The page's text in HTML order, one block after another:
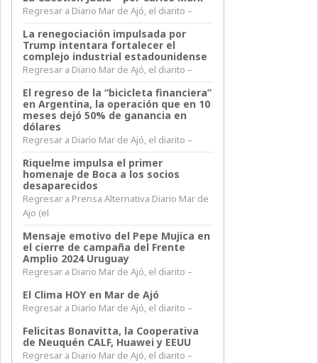
Regresar a Diario Mar de Ajó, el diarito –
La renegociación impulsada por
Trump intentara fortalecer el
complejo industrial estadounidense
Regresar a Diario Mar de Ajó, el diarito –
El regreso de la “bicicleta financiera”
en Argentina, la operación que en 10
meses dejó 50% de ganancia en
dólares
Regresar a Diario Mar de Ajó, el diarito –
Riquelme impulsa el primer
homenaje de Boca a los socios
desaparecidos
Regresar a Prensa Alternativa Diario Mar de
Ajo (el
Mensaje emotivo del Pepe Mujica en
el cierre de campaña del Frente
Amplio 2024 Uruguay
Regresar a Diario Mar de Ajó, el diarito –
El Clima HOY en Mar de Ajó
Regresar a Diario Mar de Ajó, el diarito –
Felicitas Bonavitta, la Cooperativa
de Neuquén CALF, Huawei y EEUU
Regresar a Diario Mar de Ajó, el diarito –